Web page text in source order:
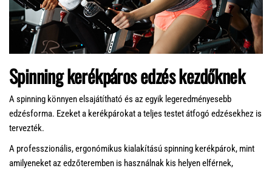
Spinning kerékpáros edzés kezdőknek
A spinning könnyen elsajátítható és az egyik legeredményesebb
edzésforma. Ezeket a kerékpárokat a teljes testet átfogó edzésekhez is
tervezték.
A professzionális, ergonómikus kialakítású spinning kerékpárok, mint
amilyeneket az edzőteremben is használnak kis helyen elférnek,